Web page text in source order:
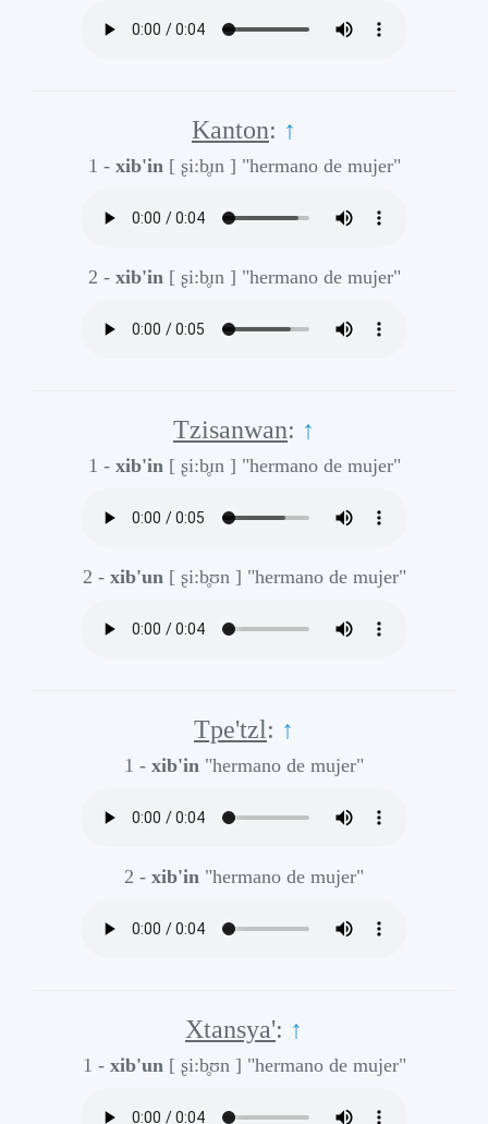
Kanton: ↑
1 - xib'in [ ʂi:b̥ɪn ] "hermano de mujer"
2 - xib'in [ ʂi:b̥ɪn ] "hermano de mujer"
Tzisanwan: ↑
1 - xib'in [ ʂi:b̥ɪn ] "hermano de mujer"
2 - xib'un [ ʂi:b̥ʊn ] "hermano de mujer"
Tpe'tzl: ↑
1 - xib'in "hermano de mujer"
2 - xib'in "hermano de mujer"
Xtansya': ↑
1 - xib'un [ ʂi:b̥ʊn ] "hermano de mujer"